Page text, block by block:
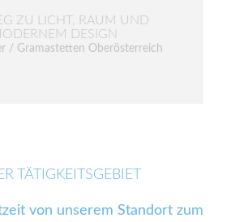
ZU LICHT, RAUM UND
DESIGN
/ Gramastetten Oberösterreich
TÄTIGKEITSGEBIET
von unserem Standort zum